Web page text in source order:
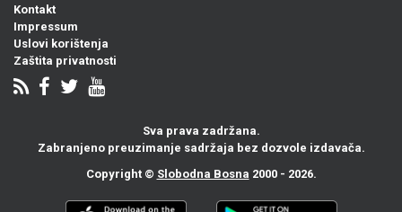
Kontakt
Impressum
Uslovi korištenja
Zaštita privatnosti
Sva prava zadržana.
Zabranjeno preuzimanje sadržaja bez dozvole izdavača.
Copyright © Slobodna Bosna 2000 - 2026.